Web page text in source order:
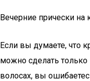
Вечерние прически на
Если вы думаете, что
можно сделать
волосах, вы